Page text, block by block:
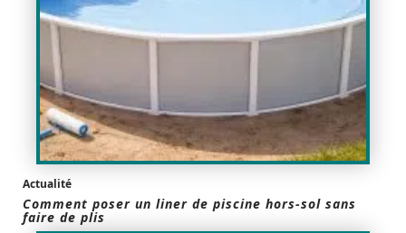
Actualité
Comment poser un liner de piscine hors-sol sans
faire de plis